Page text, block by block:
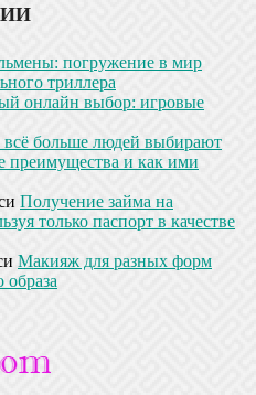
погружение в мир
триллера
онлайн выбор: игровые
больше людей выбирают
преимущества и как ими
Получение займа на
только паспорт в качестве
Макияж для разных форм
образа